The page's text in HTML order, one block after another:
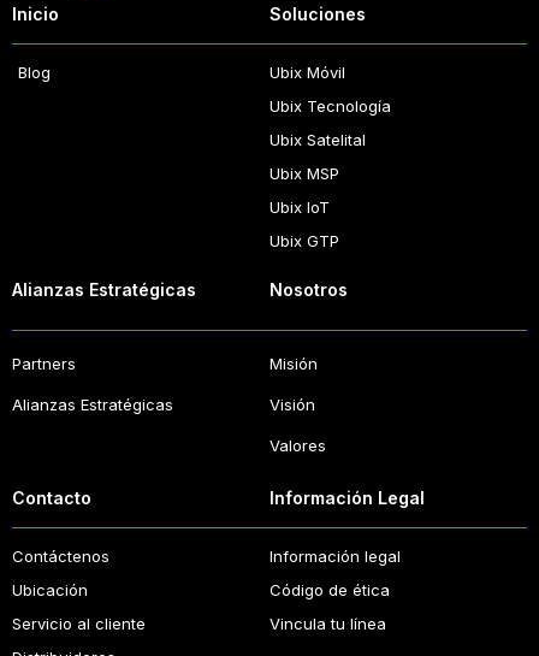
Inicio
Blog
Soluciones
Ubix Móvil
Ubix Tecnología
Ubix Satelital
Ubix MSP
Ubix IoT
Ubix GTP
Alianzas Estratégicas
Partners
Alianzas Estratégicas
Nosotros
Misión
Visión
Valores
Contacto
Contáctenos
Ubicación
Servicio al cliente
Información Legal
Información legal
Código de ética
Vincula tu línea